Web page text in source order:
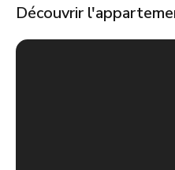
Découvrir